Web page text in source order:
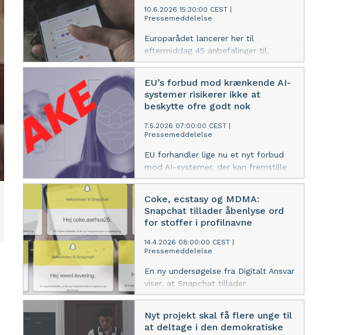
undersøgte platforme til at gribe ind
over for skadeligt indhold.
10.6.2026 15:30:00 CEST
Pressemeddelelse
Europarådet lancerer her til
eftermiddag 45 anbefalinger til,
hvordan medlemslandene kan
mod piger og kvinder. I et nyt
holdningspapir opfordrer Digitalt
Ansvar sammen med 18 af sine
medlemsorganisationer den danske
regering til at arbejde for, at EU
anbefalinger er helt centrale for at
skabe en bedre beskyttelse for piger
og kvinder online.
EU’s forbud mod krænkende AI-
systemer risikerer ikke at
beskytte ofre godt nok
7.5.2026 07:00:00 CEST
Pressemeddelelse
EU forhandler lige nu et nyt forbud
mod AI-systemer, der kan fremstille
manipuleret seksuelt materiale uden
forslaget banebrydende, men advarer
sammen med syv andre
organisationer i et nyt holdningspapir
om, at forbuddet kan blive for
snævert og derfor ikke beskytte ofre
Coke, ecstasy og MDMA:
Snapchat tillader åbenlyse ord
for stoffer i profilnavne
14.4.2026 08:00:00 CEST
Pressemeddelelse
En ny undersøgelse fra Digitalt Ansvar
viser, at Snapchat tillader
profilnavne, hvor nogle af de mest
Snapchat forstærker dermed risikoen
for salg af narkotika i stedet for at
Nyt projekt skal få flere unge til
at deltage i den demokratiske